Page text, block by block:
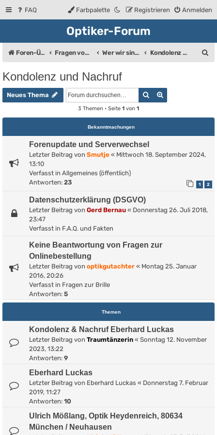
FAQ Anmelden
Registrieren
Farbpalette
Optiker-Forum
Foren-Übersicht Fragen vom Brillenträger an den Augenoptiker Wer wir sind ... Kondolenz und Nachruf
Kondolenz und Nachruf
Neues Thema Suche
3 Themen • Seite 1 von 1
Bekanntmachungen
Forenupdate und Serverwechsel
Letzter Beitrag von Smutje « Mittwoch 18. September 2024,
13:10
Verfasst in Allgemeines (öffentlich)
Antworten: 23 1 2
Datenschutzerklärung (DSGVO)
Letzter Beitrag von Gerd Bernau « Donnerstag 26. Juli 2018,
23:47
Verfasst in F.A.Q. und Fakten
Keine Beantwortung von Fragen zur
Onlinebestellung
Letzter Beitrag von optikgutachter « Montag 25. Januar
2016, 20:26
Verfasst in Fragen zur Brille
Antworten: 5
Themen
Kondolenz & Nachruf Eberhard Luckas
Letzter Beitrag von Traumtänzerin « Sonntag 12. November
2023, 13:22
Antworten: 9
Eberhard Luckas
Letzter Beitrag von Eberhard Luckas « Donnerstag 7. Februar
2019, 11:27
Antworten: 10
Ulrich Mößlang, Optik Heydenreich, 80634
München / Neuhausen